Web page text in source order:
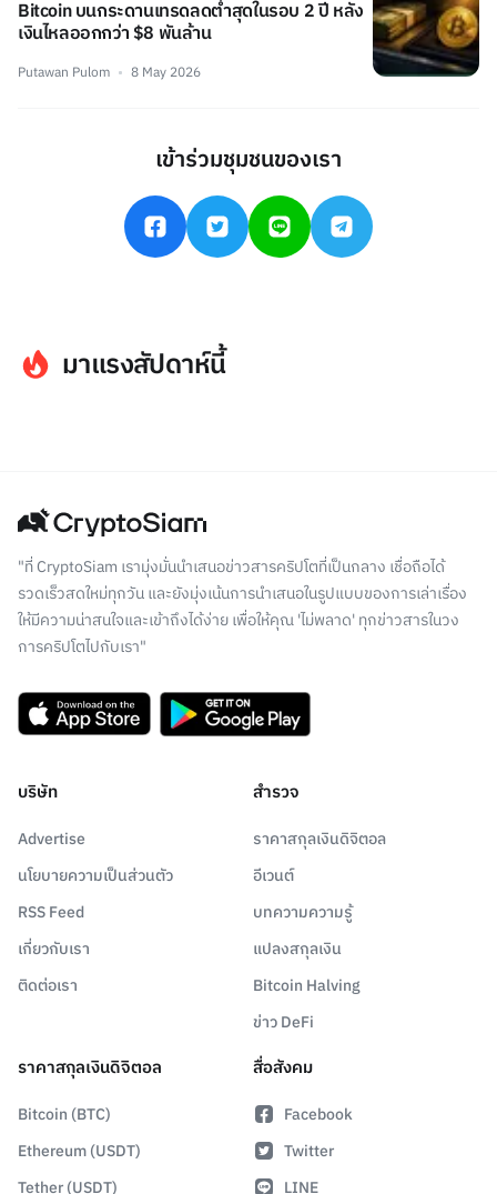
Bitcoin บนกระดานเทรดลดต่ำสุดในรอบ 2 ปี หลัง
เงินไหลออกกว่า $8 พันล้าน
Putawan Pulom 8 May 2026
เข้าร่วมชุมชนของเรา
มาแรงสัปดาห์นี้
"ที่ CryptoSiam เรามุ่งมั่นนำเสนอข่าวสารคริปโตที่เป็นกลาง เชื่อถือได้
รวดเร็วสดใหม่ทุกวัน และยังมุ่งเน้นการนำเสนอในรูปแบบของการเล่าเรื่อง
ให้มีความน่าสนใจและเข้าถึงได้ง่าย เพื่อให้คุณ 'ไม่พลาด' ทุกข่าวสารในวง
การคริปโตไปกับเรา"
บริษัท
Advertise
นโยบายความเป็นส่วนตัว
RSS Feed
เกี่ยวกับเรา
ติดต่อเรา
สำรวจ
ราคาสกุลเงินดิจิตอล
อีเวนต์
บทความความรู้
แปลงสกุลเงิน
Bitcoin Halving
ข่าว DeFi
ราคาสกุลเงินดิจิตอล
Bitcoin (BTC)
Ethereum (USDT)
Tether (USDT)
สื่อสังคม
Facebook
Twitter
LINE